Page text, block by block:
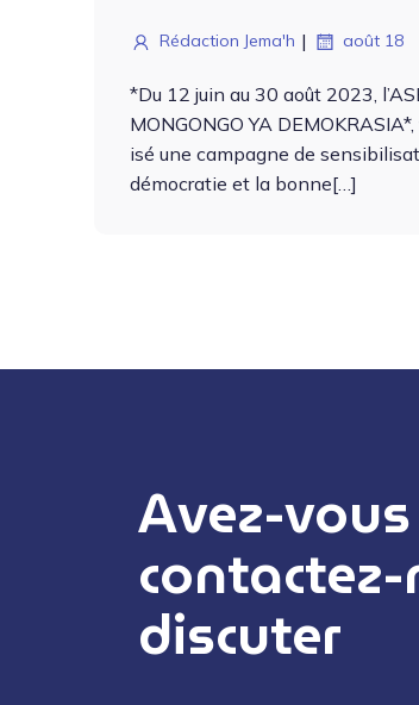
Rédaction Jema'h | août 18
*Du 12 juin au 30 août 2023,
MONGONGO YA
isé une cam­pagne de
démoc­ra­tie et la bonne[…]
Avez-
discuter